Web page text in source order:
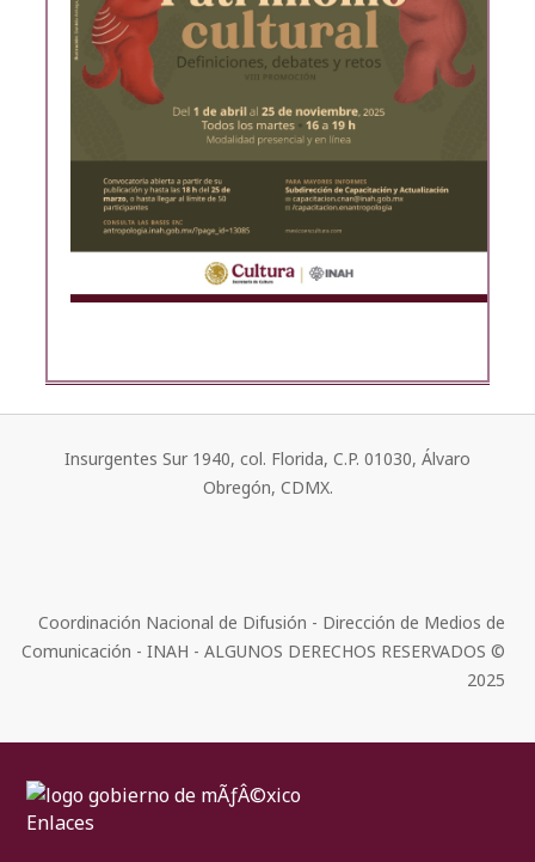
Insurgentes Sur 1940, col. Florida, C.P. 01030, Álvaro
Obregón, CDMX.
Coordinación Nacional de Difusión - Dirección de Medios de
Comunicación - INAH - ALGUNOS DERECHOS RESERVADOS ©
2025
Enlaces